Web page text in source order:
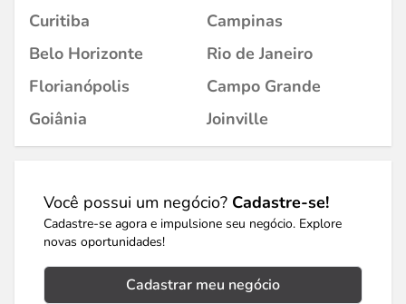
Curitiba
Campinas
Belo Horizonte
Rio de Janeiro
Florianópolis
Campo Grande
Goiânia
Joinville
Você possui um negócio? Cadastre-se!
Cadastre-se agora e impulsione seu negócio. Explore
novas oportunidades!
Cadastrar meu negócio